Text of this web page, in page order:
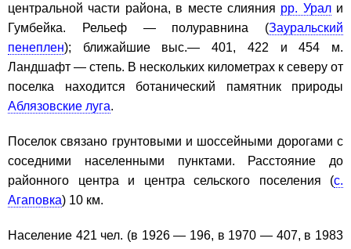
центральной части района, в месте слияния рр. Урали
Гумбейка. Рельеф — полуравнина (Зауральский
пенеплен); ближайшие выс.— 401, 422 и 454 м.
Ландшафт — степь. В нескольких километрах к северу от
поселка находится ботанический памятник природы
Аблязовские луга.
Поселок связано грунтовыми и шоссейными дорогами с
соседними населенными пунктами. Расстояние до
районного центра и центра сельского поселения (с.
Агаповка) 10 км.
Население 421 чел. (в 1926 — 196, в 1970 — 407, в 1983